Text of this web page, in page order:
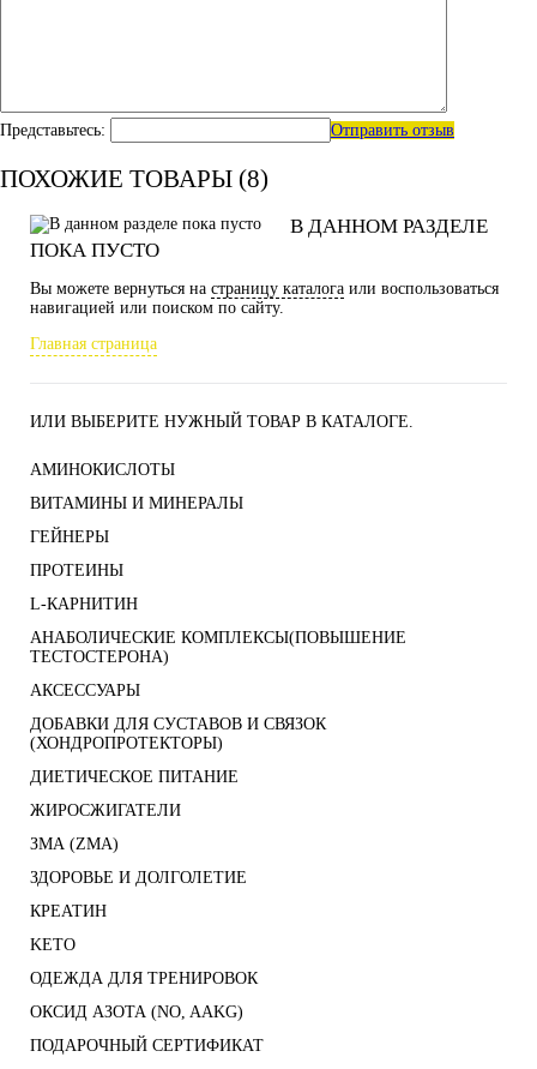
Представьтесь: Отправить отзыв
ПОХОЖИЕ ТОВАРЫ (8)
В ДАННОМ РАЗДЕЛЕ
ПОКА ПУСТО
Вы можете вернуться на страницу каталога или воспользоваться
навигацией или поиском по сайту.
Главная страница
ИЛИ ВЫБЕРИТЕ НУЖНЫЙ ТОВАР В КАТАЛОГЕ.
АМИНОКИСЛОТЫ
ВИТАМИНЫ И МИНЕРАЛЫ
ГЕЙНЕРЫ
ПРОТЕИНЫ
L-КАРНИТИН
АНАБОЛИЧЕСКИЕ КОМПЛЕКСЫ(ПОВЫШЕНИЕ
ТЕСТОСТЕРОНА)
АКСЕССУАРЫ
ДОБАВКИ ДЛЯ СУСТАВОВ И СВЯЗОК
(ХОНДРОПРОТЕКТОРЫ)
ДИЕТИЧЕСКОЕ ПИТАНИЕ
ЖИРОСЖИГАТЕЛИ
ЗМА (ZMA)
ЗДОРОВЬЕ И ДОЛГОЛЕТИЕ
КРЕАТИН
KETO
ОДЕЖДА ДЛЯ ТРЕНИРОВОК
ОКСИД АЗОТА (NO, AAKG)
ПОДАРОЧНЫЙ СЕРТИФИКАТ